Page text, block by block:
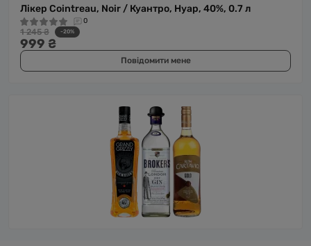
Лікер Cointreau, Noir / Куантро, Нуар, 40%, 0.7 л
0
1 245 ₴ -20%
999 ₴
Повідомити мене